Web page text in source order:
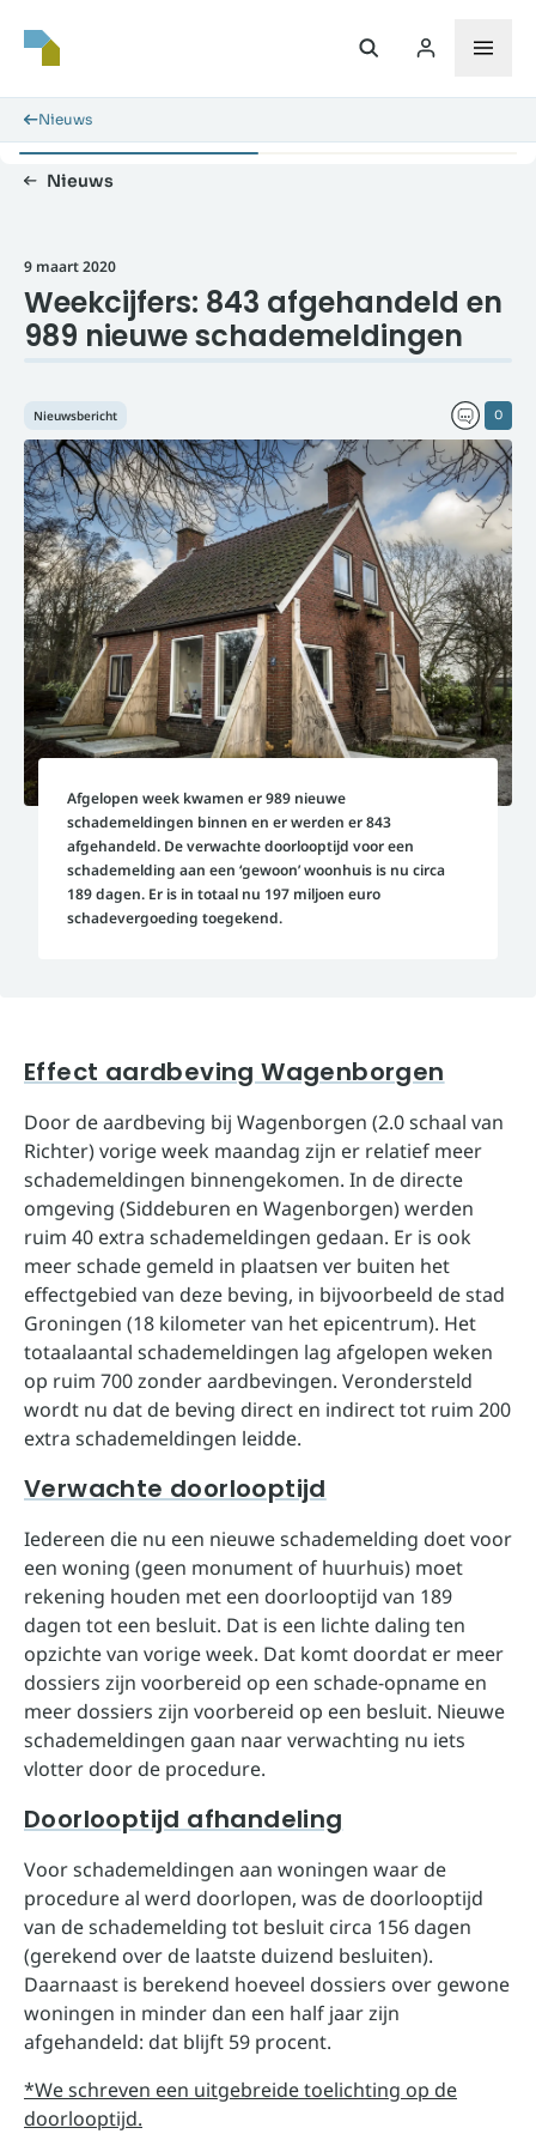
Nieuws
Nieuws
9 maart 2020
Weekcijfers: 843 afgehandeld en
989 nieuwe schademeldingen
0
Nieuwsbericht
Afgelopen week kwamen er 989 nieuwe
schademeldingen binnen en er werden er 843
afgehandeld. De verwachte doorlooptijd voor een
schademelding aan een ‘gewoon’ woonhuis is nu circa
189 dagen. Er is in totaal nu 197 miljoen euro
schadevergoeding toegekend.
Effect aardbeving Wagenborgen
Door de aardbeving bij Wagenborgen (2.0 schaal van
Richter) vorige week maandag zijn er relatief meer
schademeldingen binnengekomen. In de directe
omgeving (Siddeburen en Wagenborgen) werden
ruim 40 extra schademeldingen gedaan. Er is ook
meer schade gemeld in plaatsen ver buiten het
effectgebied van deze beving, in bijvoorbeeld de stad
Groningen (18 kilometer van het epicentrum). Het
totaalaantal schademeldingen lag afgelopen weken
op ruim 700 zonder aardbevingen. Verondersteld
wordt nu dat de beving direct en indirect tot ruim 200
extra schademeldingen leidde.
Verwachte doorlooptijd
Iedereen die nu een nieuwe schademelding doet voor
een woning (geen monument of huurhuis) moet
rekening houden met een doorlooptijd van 189
dagen tot een besluit. Dat is een lichte daling ten
opzichte van vorige week. Dat komt doordat er meer
dossiers zijn voorbereid op een schade-opname en
meer dossiers zijn voorbereid op een besluit. Nieuwe
schademeldingen gaan naar verwachting nu iets
vlotter door de procedure.
Doorlooptijd afhandeling
Voor schademeldingen aan woningen waar de
procedure al werd doorlopen, was de doorlooptijd
van de schademelding tot besluit circa 156 dagen
(gerekend over de laatste duizend besluiten).
Daarnaast is berekend hoeveel dossiers over gewone
woningen in minder dan een half jaar zijn
afgehandeld: dat blijft 59 procent.
*We schreven een uitgebreide toelichting op de
doorlooptijd.